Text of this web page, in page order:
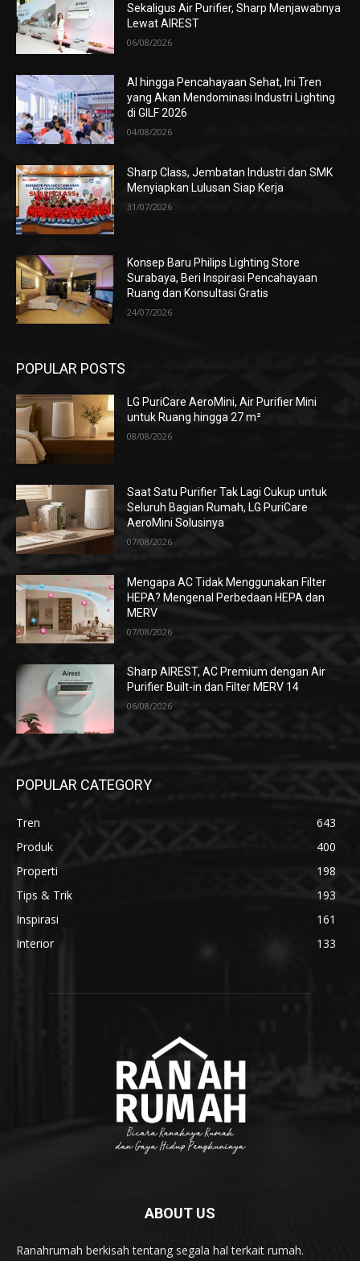
Sekaligus Air Purifier, Sharp Menjawabnya
Lewat AIREST
06/08/2026
AI hingga Pencahayaan Sehat, Ini Tren
yang Akan Mendominasi Industri Lighting
di GILF 2026
04/08/2026
Sharp Class, Jembatan Industri dan SMK
Menyiapkan Lulusan Siap Kerja
31/07/2026
Konsep Baru Philips Lighting Store
Surabaya, Beri Inspirasi Pencahayaan
Ruang dan Konsultasi Gratis
24/07/2026
POPULAR POSTS
LG PuriCare AeroMini, Air Purifier Mini
untuk Ruang hingga 27 m²
08/08/2026
Saat Satu Purifier Tak Lagi Cukup untuk
Seluruh Bagian Rumah, LG PuriCare
AeroMini Solusinya
07/08/2026
Mengapa AC Tidak Menggunakan Filter
HEPA? Mengenal Perbedaan HEPA dan
MERV
07/08/2026
Sharp AIREST, AC Premium dengan Air
Purifier Built-in dan Filter MERV 14
06/08/2026
POPULAR CATEGORY
Tren
643
Produk
400
Properti
198
Tips & Trik
193
Inspirasi
161
Interior
133
ABOUT US
Ranahrumah berkisah tentang segala hal terkait rumah.